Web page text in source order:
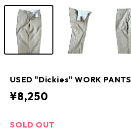
USED "Dickies" WORK PANTS
¥8,250
SOLD OUT